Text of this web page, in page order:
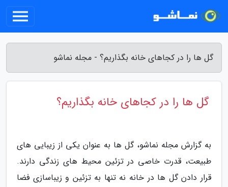
گل ها را در کجاهای خانه بگذاریم؟ - مجله نماشو
گل ها را در کجاهای خانه بگذاریم؟
به گزارش مجله نماشو، گل ها به عنوان یکی از زیبایی های
طبیعت، قدرت خاصی در تزئین محیط های زندگی دارند.
قرار دادن گل ها در خانه نه تنها به تزئین و زیباسازی فضا